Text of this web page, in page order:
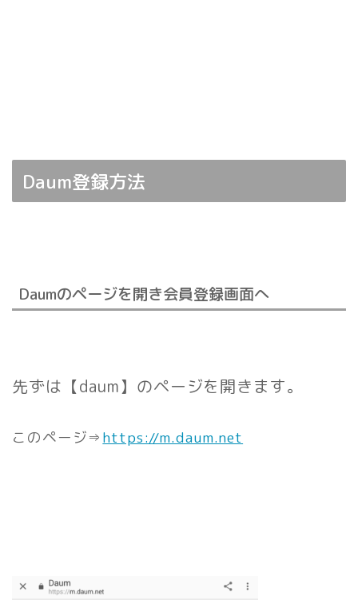
Daum登録方法
Daumのページを開き会員登録画面へ
先ずは【daum】のページを開きます。
このページ⇒ https://m.daum.net